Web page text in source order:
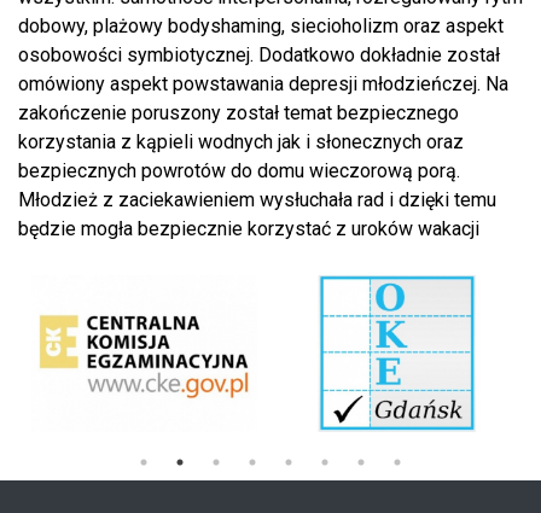
dobowy, plażowy bodyshaming, siecioholizm oraz aspekt
osobowości symbiotycznej. Dodatkowo dokładnie został
omówiony aspekt powstawania depresji młodzieńczej. Na
zakończenie poruszony został temat bezpiecznego
korzystania z kąpieli wodnych jak i słonecznych oraz
bezpiecznych powrotów do domu wieczorową porą.
Młodzież z zaciekawieniem wysłuchała rad i dzięki temu
będzie mogła bezpiecznie korzystać z uroków wakacji